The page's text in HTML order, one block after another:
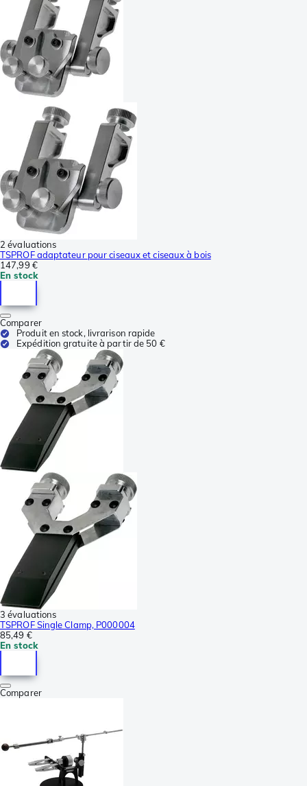
2 évaluations
TSPROF adaptateur pour ciseaux et ciseaux à bois
147,99 €
En stock
Comparer
Produit en stock, livrarison rapide
Expédition gratuite à partir de 50 €
3 évaluations
TSPROF Single Clamp, P000004
85,49 €
En stock
Comparer